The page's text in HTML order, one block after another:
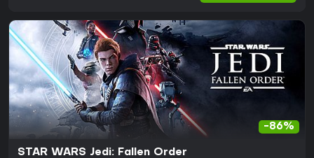
-86%
STAR WARS Jedi: Fallen Order